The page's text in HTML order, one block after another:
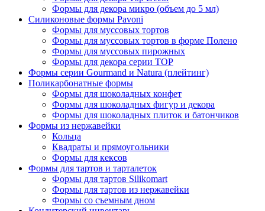
Формы для декора микро (объем до 5 мл)
Силиконовые формы Pavoni
Формы для муссовых тортов
Формы для муссовых тортов в форме Полено
Формы для муссовых пирожных
Формы для декора серии TOP
Формы серии Gourmand и Natura (плейтинг)
Поликарбонатные формы
Формы для шоколадных конфет
Формы для шоколадных фигур и декора
Формы для шоколадных плиток и батончиков
Формы из нержавейки
Кольца
Квадраты и прямоугольники
Формы для кексов
Формы для тартов и тарталеток
Формы для тартов Silikomart
Формы для тартов из нержавейки
Формы со съемным дном